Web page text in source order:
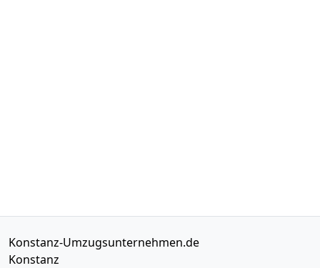
Konstanz-Umzugsunternehmen.de
Konstanz